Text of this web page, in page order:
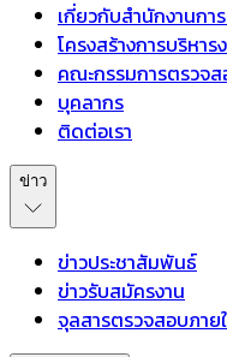
เกี่ยวกับสำนักงานกา
โครงสร้างการบริหาร
คณะกรรมการตรวจ
บุคลากร
ติดต่อเรา
ข่าว
ข่าวประชาสัมพันธ์
ข่าวรับสมัครงาน
จุลสารตรวจสอบภาย